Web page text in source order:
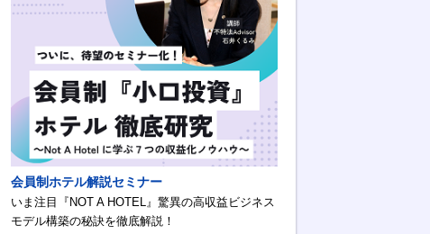
会員制ホテル解説セミナー
いま注目『NOT A HOTEL』驚異の高収益ビジネス
モデル構築の秘訣を徹底解説！